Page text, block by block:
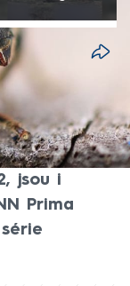
od druhé
která
jsou i
Prima